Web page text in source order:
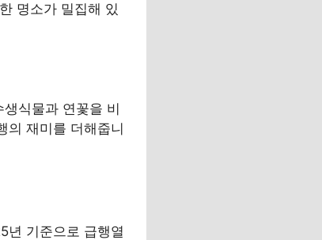
명소가 밀집해 있
식물과 연꽃을 비
의 재미를 더해줍니
년 기준으로 급행열